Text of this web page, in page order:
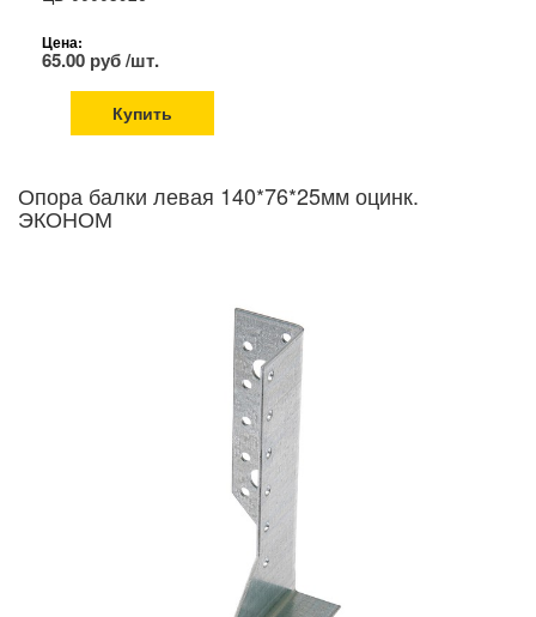
Цена:
65.00 руб /шт.
Купить
Опора балки левая 140*76*25мм оцинк.
ЭКОНОМ